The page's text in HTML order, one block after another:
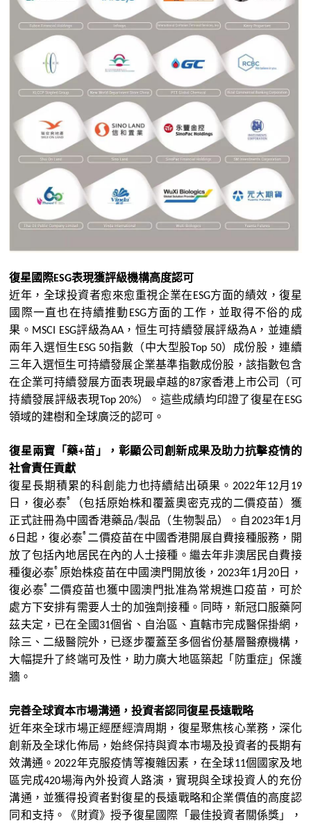
復星 國際ESG表現獲評級機構高度認可
近年，全球投資者愈來愈重視企業在 ESG方面的績效，復星
國際一直也在持續推動 ESG方面的工作，並取得不俗的成
果。 MSCI ESG評級為AA，恒生可持續發展評級為A，並連續
兩年入選恒生 ESG 50指數（中大型股Top 50）成份股，連續
三年入選恒生可持續發展企業基準指數成份股，該指數包含
在企業可持續發展方面表現最卓越的87家香港上市公司（可
持續發展評級表現Top 20%）。這些成績均印證了復星在 ESG
領域的建樹和全球廣泛的認可。
復星兩寶 「 藥+苗 」
，彰顯公司創新成果及助力抗擊疫情的
社會責任貢獻
復星長期積累的科創能力也持續結出碩果。 2022年12月 19
日， 復必泰®
（包括原始株和覆蓋奧密克戎的二價疫苗）獲
正式註冊為中國香港藥品/製品（生物製品）。自2023年1月
6 日起，復必泰® 二價疫苗在中國香港開展自費接種服務，開
放了包括內地居民在內的人士接種。繼去年非澳居民自費接
種復必泰® 原始株疫苗在中國澳門開放後， 2023年1月 20 日，
復必泰® 二價疫苗也獲中國澳門批准為常規進口疫苗，可於
處方下安排有需要人士的加強劑接種。同時，新冠口服藥阿
茲夫定，已在全國 31個省、自治區、直轄市完成醫保掛網，
除三、二級醫院外，已逐步覆蓋至多個省份基層醫療機構，
大幅提升了終端可及性，助力廣大地區築起 「 防重症 」保護
牆。
完善全球資本市場溝通，投資者認同復星長遠戰略
近年來全球市場正經歷經濟周期， 復星聚焦核心業務，深化
創新及全球化佈局，始終保持與資本市場及投資者的長期有
效溝通。 2022年克服疫情等複雜因素， 在全球11個國家及地
區完成420場海內外投資人路演，實現與全球投資人的充份
溝通，並獲得投資者對復星的長遠戰略和企業價值的高度認
同和支持。《財資》授予復星國際「最佳投資者關係獎」，